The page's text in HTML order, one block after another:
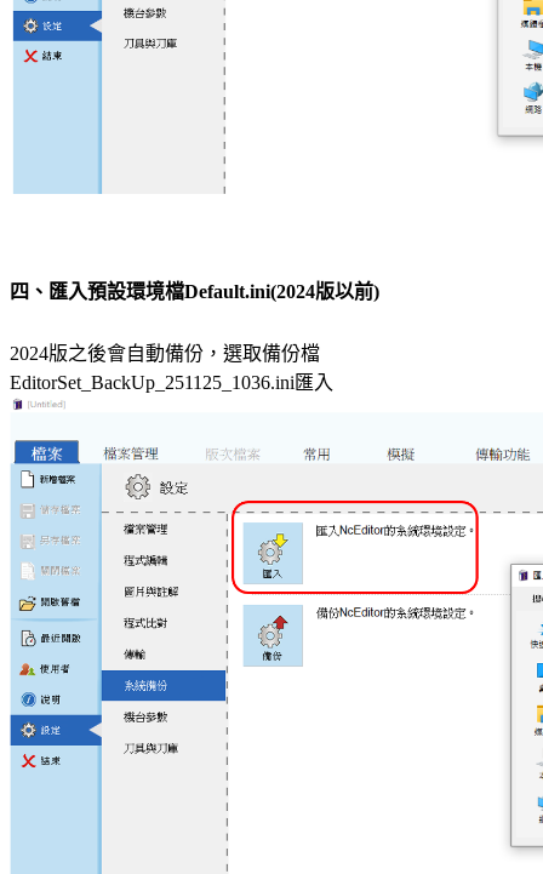
四、匯入預設環境檔Default.ini(2024版以前)
2024版之後會自動備份，選取備份檔
EditorSet_BackUp_251125_1036.ini匯入